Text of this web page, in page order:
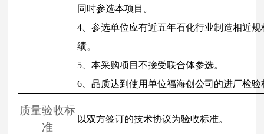
同时参选本项目。
4、参选单位应有近五年石化行业制造相近
绩。
5、本采购项目不接受联合体参选。
6、品质达到使用单位福海创公司的进厂检
质量验收标
准
以双方签订的技术协议为验收标准。